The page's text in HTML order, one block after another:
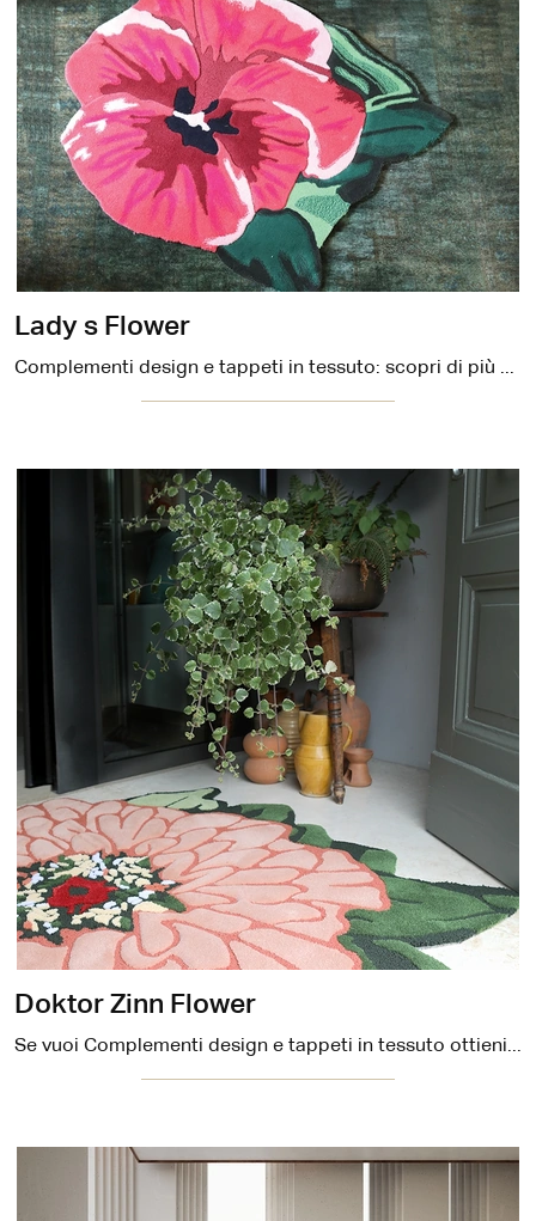
Lady s Flower
Complementi design e tappeti in tessuto: scopri di più sul modello Lady s Flower di Carpet Edition e potrai arricchire i tuoi interni.
Doktor Zinn Flower
Se vuoi Complementi design e tappeti in tessuto ottieni informazioni sul modello Doktor Zinn Flower della firma Carpet Edition.